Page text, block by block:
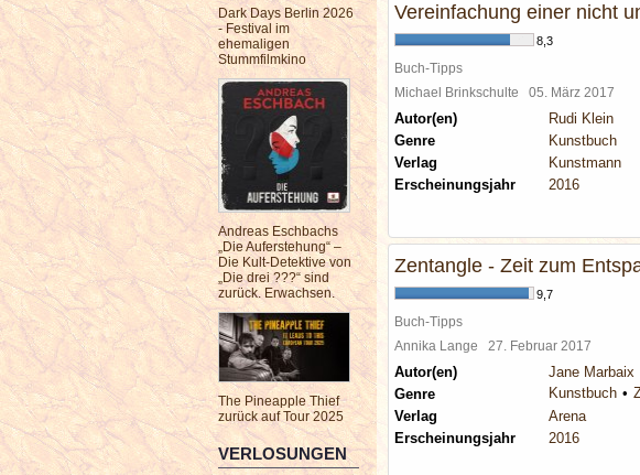
Dark Days Berlin 2026
- Festival im
ehemaligen
Stummfilmkino
Andreas Eschbachs
„Die Auferstehung“ –
Die Kult-Detektive von
„Die drei ???“ sind
zurück. Erwachsen.
The Pineapple Thief
zurück auf Tour 2025
VERLOSUNGEN
Vereinfachung einer nicht
8,3
Buch-Tipps
Michael Brinkschulte 05. März 2017
Autor(en)
Rudi Klein
Genre
Kunstbuch
Verlag
Kunstmann
Erscheinungsjahr
2016
Zentangle - Zeit zum
9,7
Buch-Tipps
Annika Lange 27. Februar 2017
Autor(en)
Jane Marbaix
Genre
Kunstbuch
Verlag
Arena
Erscheinungsjahr
2016